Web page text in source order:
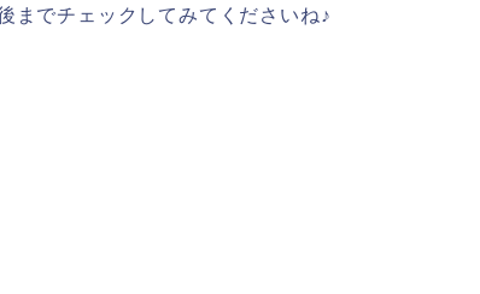
までチェックしてみてくださいね♪